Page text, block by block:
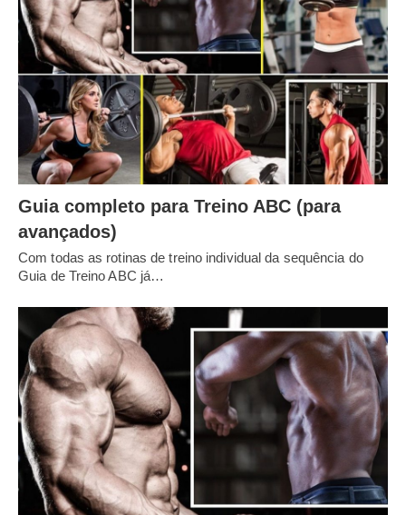
Guia completo para Treino ABC (para
avançados)
Com todas as rotinas de treino individual da sequência do
Guia de Treino ABC já…